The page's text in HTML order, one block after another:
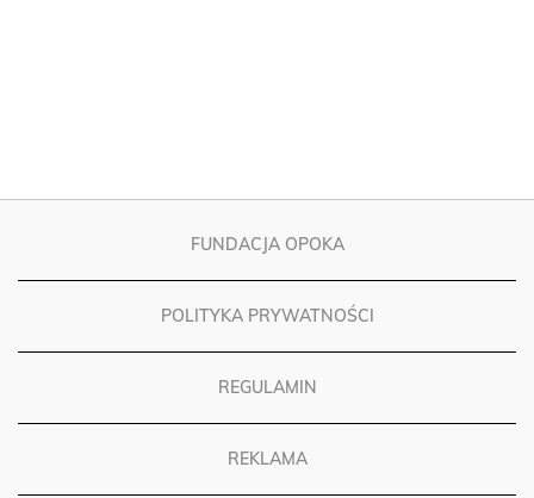
FUNDACJA OPOKA
POLITYKA PRYWATNOŚCI
REGULAMIN
REKLAMA